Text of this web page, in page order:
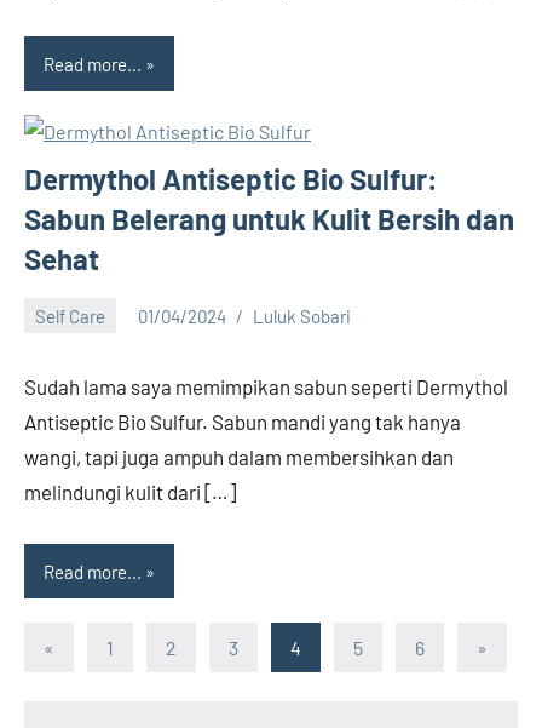
Read more...
Dermythol Antiseptic Bio Sulfur:
Sabun Belerang untuk Kulit Bersih dan
Sehat
Self Care 01/04/2024 Luluk Sobari
Sudah lama saya memimpikan sabun seperti Dermythol
Antiseptic Bio Sulfur. Sabun mandi yang tak hanya
wangi, tapi juga ampuh dalam membersihkan dan
melindungi kulit dari […]
Read more...
Paginasi
« Previous
1 2 3 4 5 6
Next
»